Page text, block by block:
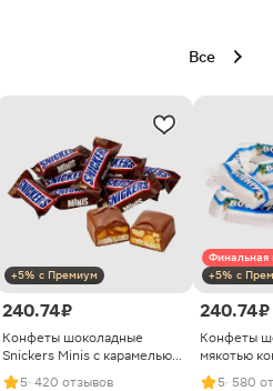
Все
+5% с Премиум
240.74 ₽
Конфеты шоколадные
Snickers Minis с карамелью
арахисом и нугой
5· 420 отзывов
Финальная
+5% с
240.74 ₽
Конфеты
мякотью
5· 580